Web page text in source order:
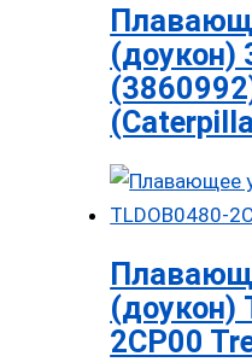
(доукон)
(доукон)
2CP00